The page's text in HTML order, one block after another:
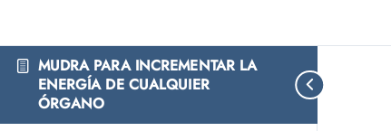
MUDRA PARA INCREMENTAR LA
ENERGÍA DE CUALQUIER
ÓRGANO